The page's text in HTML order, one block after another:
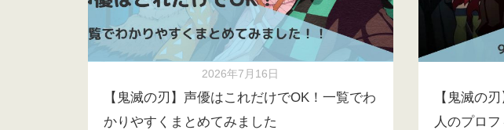
2026年7月16日
【鬼滅の刃】声優はこれだけでOK！一覧でわ
かりやすくまとめてみました
【鬼滅の
人のプロ